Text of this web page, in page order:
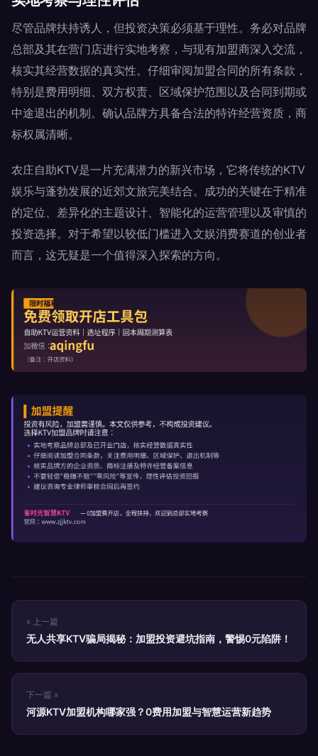
尽管品牌扶持诱人，但投资决策必须基于理性。务必对品牌
总部及其在营门店进行实地考察，与现有加盟商深入交流，
核实其经营数据的真实性。仔细审阅加盟合同的所有条款，
特别是费用明细、双方权责、区域保护范围以及合同到期或
中途退出的机制。确认品牌方具备合法的特许经营资质，商
标权属清晰。
农庄自助KTV是一片充满潜力的新兴市场，它将传统的KTV
娱乐与蓬勃发展的近郊文旅完美结合。成功的关键在于精准
的定位、差异化的主题设计、智能化的运营管理以及审慎的
投资选择。对于希望以较低门槛进入文娱消费赛道的创业者
而言，这无疑是一个值得深入探索的方向。
« 上一篇
无人共享KTV骗局揭秘：加盟投资避坑指南，警惕0元陷阱！
下一篇 »
河源KTV加盟机构哪家强？0费用加盟与智慧运营新趋势